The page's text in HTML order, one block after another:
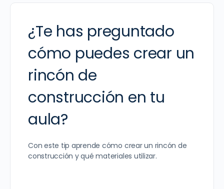
¿Te has preguntado
cómo puedes crear un
rincón de
construcción en tu
aula?
Con este tip aprende cómo crear un rincón de
construcción y qué materiales utilizar.